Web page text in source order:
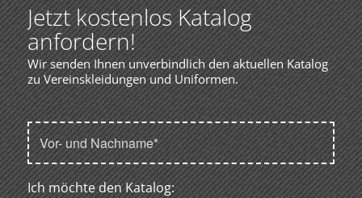
Jetzt kostenlos Katalog
anfordern!
Wir senden Ihnen unverbindlich den aktuellen Katalog
zu Vereinskleidungen und Uniformen.
Ich möchte den Katalog: